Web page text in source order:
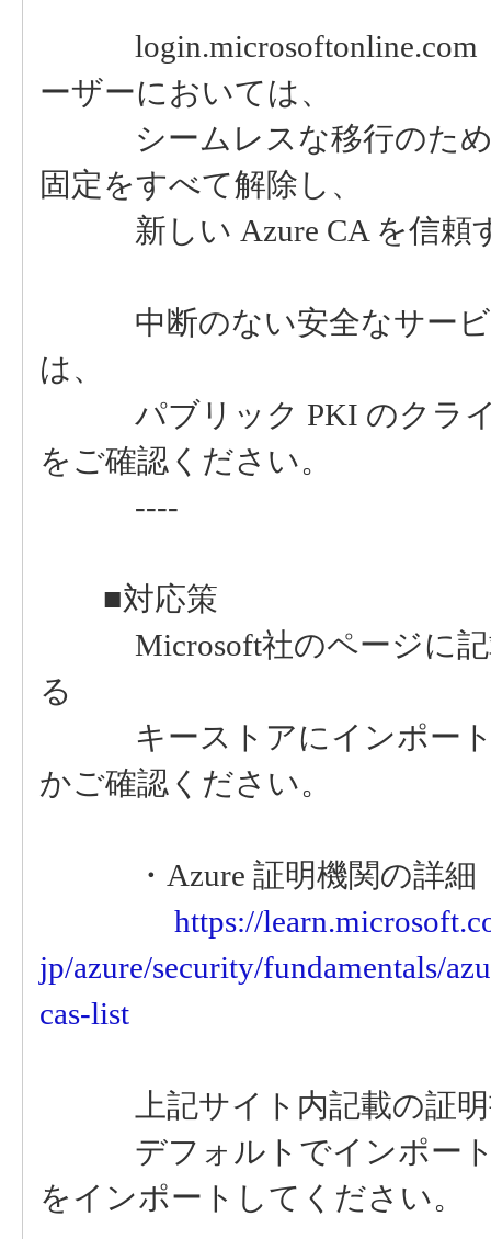
login.microsoftonline.com
ーザーにおいては、
シームレスな移行のため
固定をすべて解除し、
新しい Azure CA を信頼
中断のない安全なサービ
は、
パブリック PKI のクライ
をご確認ください。
----
■対応策
Microsoft社のページに記
る
キーストアにインポート
かご確認ください。
・Azure 証明機関の詳細
https://
jp/azure/security/fundamentals/
cas-list
上記サイト内記載の証明
デフォルトでインポート
をインポートしてください。